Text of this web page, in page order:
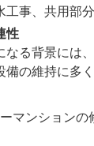
工事、共用部
性
なる背景には
備の維持に多
マンション